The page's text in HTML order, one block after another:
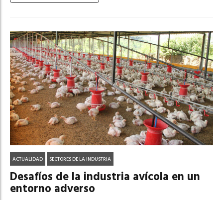
ACTUALIDAD SECTORES DE LA INDUSTRIA
Desafíos de la industria avícola en un
entorno adverso